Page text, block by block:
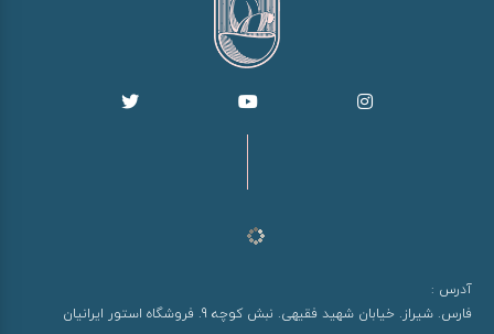
آدرس :
فارس. شیراز. خیابان شهید فقیهی. نبش کوچه 9. فروشگاه استور ایرانیان